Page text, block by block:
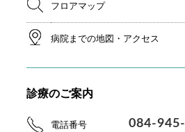
フロアマップ
病院までの地図・アクセス
診療のご案内
電話番号 084-